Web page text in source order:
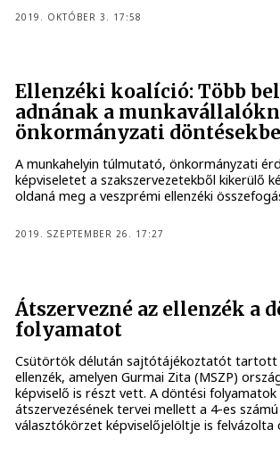
2019. OKTÓBER 3. 17:58
Ellenzéki koalíció: Több
adnának a
önkormányzati döntésekbe
A munkahelyin túlmutató, önkormányzati
képviseletet a szakszervezetekből kikerülő
oldaná meg a veszprémi ellenzéki
2019. SZEPTEMBER 26. 17:27
Átszervezné az ellenzék a
folyamatot
Csütörtök délután sajtótájékoztatót tartott
ellenzék, amelyen Gurmai Zita (MSZP)
képviselő is részt vett. A döntési folyamatok
átszervezésének tervei mellett a 4-es számú
választókörzet képviselőjelöltje is felvázolta